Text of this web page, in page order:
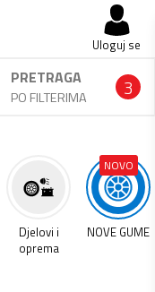
Uloguj se
PRETRAGA
PO FILTERIMA 3
Djelovi i
oprema
NOVO
NOVE GUME